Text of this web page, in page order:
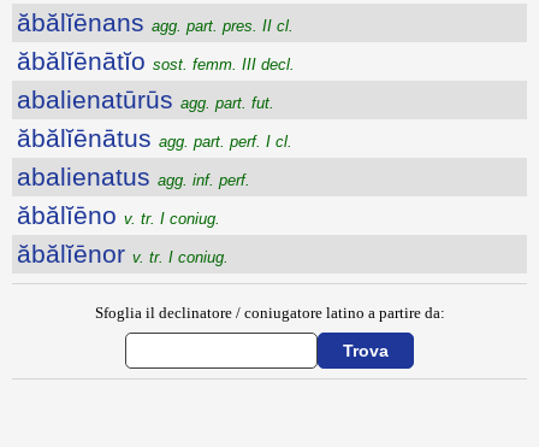
ăbălĭēnans agg. part. pres. II cl.
ăbălĭēnātĭo sost. femm. III decl.
abalienatūrūs agg. part. fut.
ăbălĭēnātus agg. part. perf. I cl.
abalienatus agg. inf. perf.
ăbălĭēno v. tr. I coniug.
ăbălĭēnor v. tr. I coniug.
Sfoglia il declinatore / coniugatore latino a partire da: